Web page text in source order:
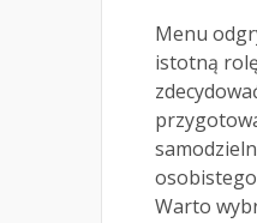
Menu
istotną
Warto